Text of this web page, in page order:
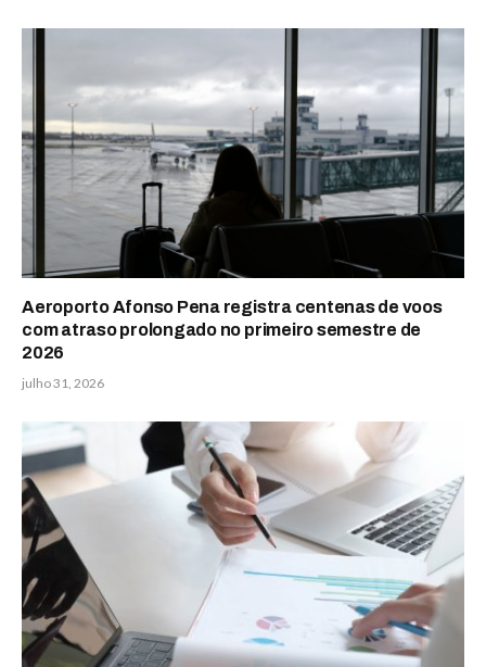
Aeroporto Afonso Pena registra centenas de voos
com atraso prolongado no primeiro semestre de
2026
julho 31, 2026